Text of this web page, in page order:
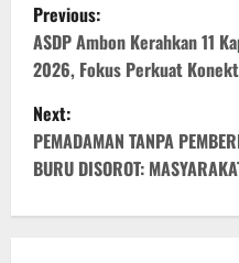
Previous:
ASDP Ambon Kerahkan 11
2026, Fokus Perkuat
Next:
PEMADAMAN TANPA
BURU DISOROT: